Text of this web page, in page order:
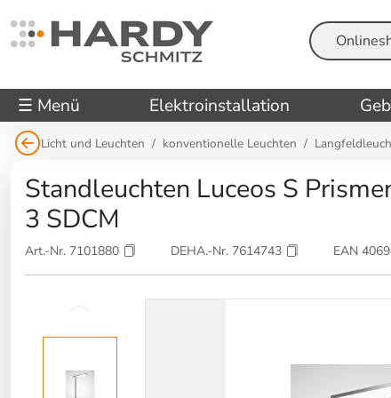
Suche
☰ Menü Elektroinstallation
Licht und Leuchten konventionelle Leuchten
Standleuchten Luceos S
3 SDCM
Art.-Nr. 7101880 DEHA.-Nr. 7614743 EAN